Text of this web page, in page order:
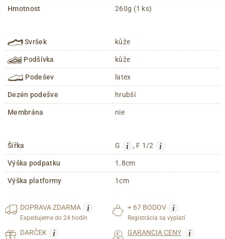
Hmotnost 260g (1 ks)
Svršek kůže
Podšívka kůže
Podešev latex
Dezén podešve hrubší
Membrána nie
Šířka G i , F 1/2 i
Výška podpatku 1.8cm
Výška platformy 1cm
DOPRAVAZDARMA i
Expedujeme do 24 hodín
+ 67 BODOV i
Registrácia sa vyplatí
DARČEK i GARANCIA CENY i